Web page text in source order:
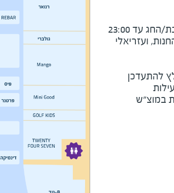
עד 23:00
ועזריאלי
להתעדכן
במוצ"ש